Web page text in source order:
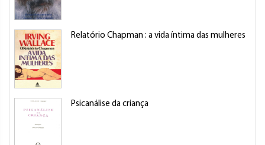
Relatório Chapman : a vida íntima das mulheres
Psicanálise da criança